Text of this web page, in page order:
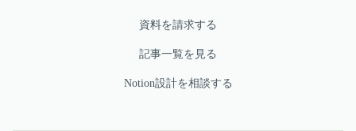
資料を請求する
記事一覧を見る
Notion設計を相談する